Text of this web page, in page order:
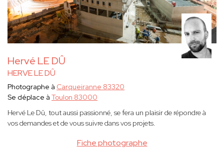
Hervé LE DÛ
HERVE LE DÛ
Fiche photographe
Photographe à Carqueiranne 83320
Se déplace à Toulon 83000
Hervé Le Dû, tout aussi passionné, se fera un plaisir de répondre à
vos demandes et de vous suivre dans vos projets.